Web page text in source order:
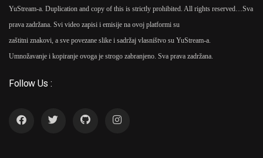
YuStream-a. Duplication and copy of this is strictly prohibited. All rights reserved…Sva
prava zadržana. Svi video zapisi i emisije na ovoj platformi su
zaštitni znakovi, a sve povezane slike i sadržaj vlasništvo su YuStream-a.
Umnožavanje i kopiranje ovoga je strogo zabranjeno. Sva prava zadržana.
Follow Us :